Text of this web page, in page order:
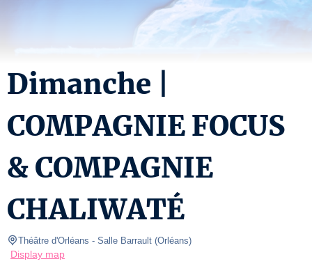
Dimanche |
COMPAGNIE FOCUS
& COMPAGNIE
CHALIWATÉ
Théâtre d'Orléans - Salle Barrault (Orléans)
Display map